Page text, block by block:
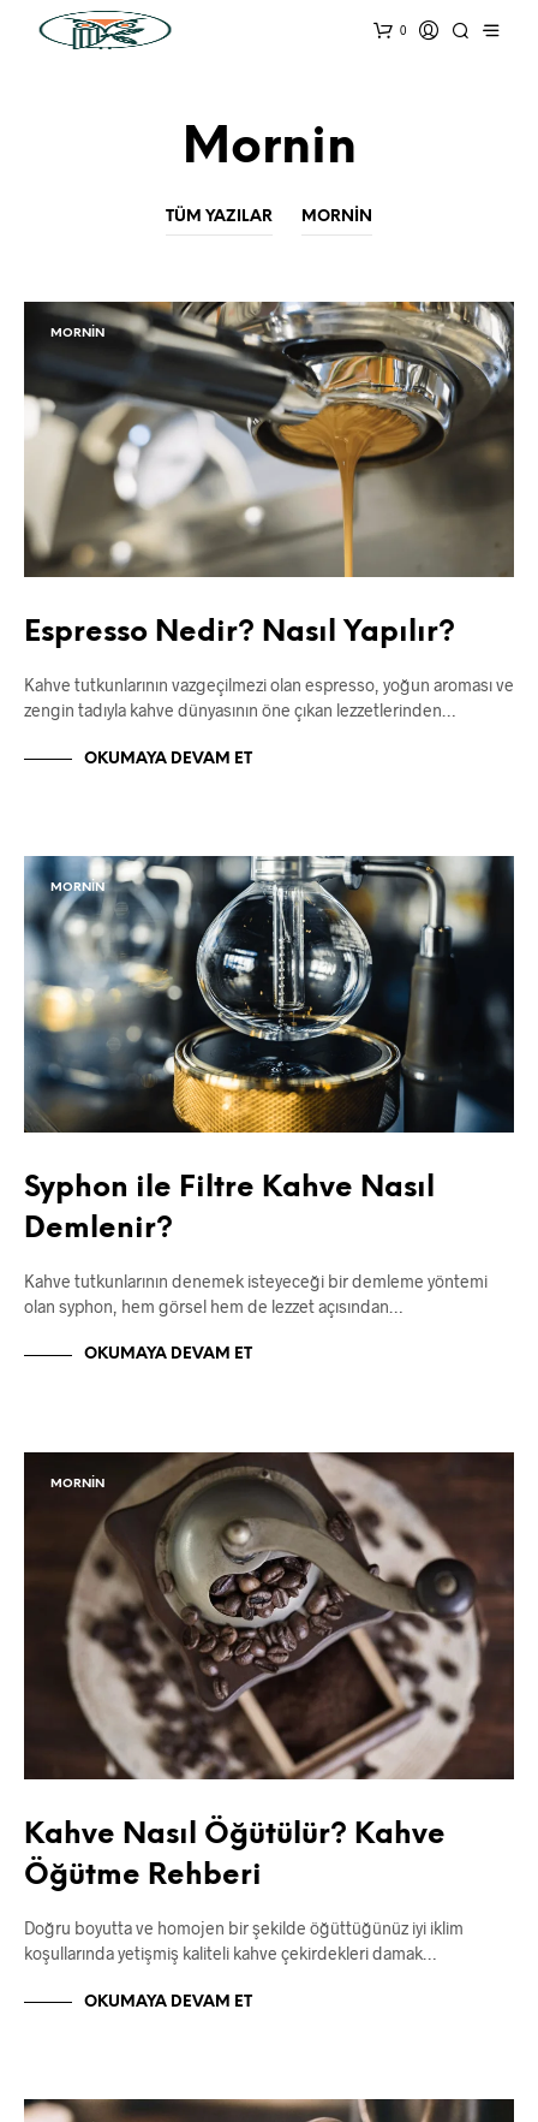
0
Mornin
TÜM YAZILAR MORNIN
MORNIN
Espresso Nedir? Nasıl Yapılır?
Kahve tutkunlarının vazgeçilmezi olan espresso, yoğun aroması ve
zengin tadıyla kahve dünyasının öne çıkan lezzetlerinden…
OKUMAYA DEVAM ET
MORNIN
Syphon ile Filtre Kahve Nasıl
Demlenir?
Kahve tutkunlarının denemek isteyeceği bir demleme yöntemi
olan syphon, hem görsel hem de lezzet açısından…
OKUMAYA DEVAM ET
MORNIN
Kahve Nasıl Öğütülür? Kahve
Öğütme Rehberi
Doğru boyutta ve homojen bir şekilde öğüttüğünüz iyi iklim
koşullarında yetişmiş kaliteli kahve çekirdekleri damak…
OKUMAYA DEVAM ET